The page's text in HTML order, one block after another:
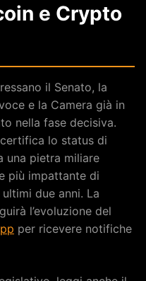
e Crypto
il Senato, la
e la Camera già in
nella fase decisiva.
lo status di
una pietra miliare
più impattante di
due anni. La
l’evoluzione del
per ricevere notifiche